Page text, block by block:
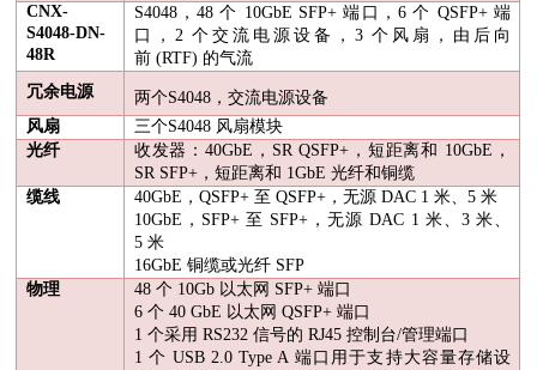
CNX-
S4048-DN-
48R
S4048，48个 10GbE SFP+端口，6个 QSFP+端
口， 2 个交流电源设备， 3 个风扇，由后向
前(RTF) 的气流
冗余电源
两个S4048，交流电源设备
风扇
三个S4048 风扇模块
光纤
收发器：40GbE ， SR QSFP+，短距离和 10GbE ，
SR SFP+，短距离和 1GbE 光纤和铜缆
缆线
40GbE ， QSFP+ 至 QSFP+，无源DAC 1 米、 5 米
10GbE ， SFP+ 至 SFP+ ，无源 DAC 1 米、 3 米、
5 米
16GbE 铜缆或光纤SFP
物理
48 个10Gb 以太网 SFP+ 端口
6 个40 GbE 以太网 QSFP+ 端口
1 个采用 RS232 信号的 RJ45 控制台/管理端口
1 个 USB 2.0 Type A端口用于支持大容量存储设